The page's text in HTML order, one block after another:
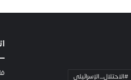
#الاحتلال_الإسرائيلي